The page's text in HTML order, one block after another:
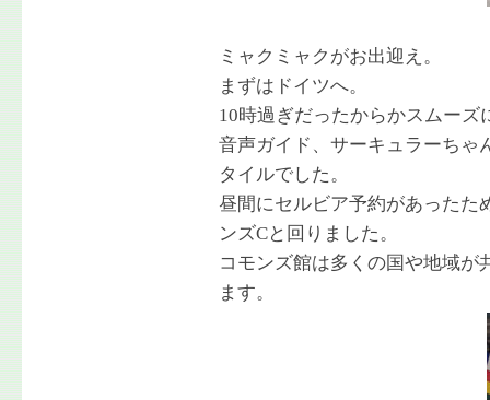
ミャクミャクがお出迎え。
まずはドイツへ。
10時過ぎだったからかスムーズ
音声ガイド、サーキュラーちゃ
タイルでした。
昼間にセルビア予約があった
ンズCと回りました。
コモンズ館は多くの国や地域が
ます。